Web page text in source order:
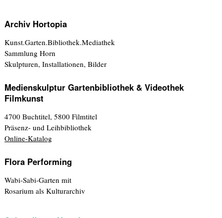
Archiv Hortopia
Kunst.Garten.Bibliothek.Mediathek
Sammlung Horn
Skulpturen, Installationen, Bilder
Medienskulptur Gartenbibliothek & Videothek
Filmkunst
4700 Buchtitel, 5800 Filmtitel
Präsenz- und Leihbibliothek
Online-Katalog
Flora Performing
Wabi-Sabi-Garten mit
Rosarium als Kulturarchiv